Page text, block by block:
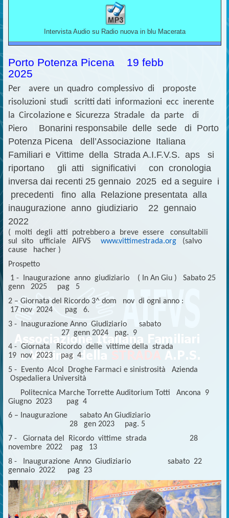
Intervista Audio su Radio nuova in blu Macerata
Porto Potenza Picena 19 febb
2025
Per avere un quadro complessivo di proposte
risoluzioni studi scritti dati informazioni ecc inerente
la Circolazione e Sicurezza Stradale da parte di
Piero
Bonarini responsabile delle sede di Porto
Potenza Picena dell’Associazione Italiana
Familiari e Vittime della Strada A.I.F.V.S. aps si
riportano gli atti significativi con cronologia
inversa dai recenti 25 gennaio 2025 ed a seguire i
precedenti fino alla Relazione presentata alla
inaugurazione anno giudiziario 22 gennaio
2022
( molti degli atti potrebbero a breve essere consultabili
sul sito ufficiale AIFVS www.vittimestrada.org(salvo
cause hacher )
Prospetto
1 - Inaugurazione anno giudiziario ( In An Giu ) Sabato 25
genn 2025 pag 5
2 – Giornata del Ricordo 3^ dom nov di ogni anno :
17 nov 2024 pag 6.
3 - Inaugurazione Anno Giudiziario sabato
27 genn 2024 pag. 9
4 - Giornata Ricordo delle vittime della strada
19 nov 2023 pag 4
5 - Evento Alcol Droghe Farmaci e sinistrosità Azienda
Ospedaliera Università
Politecnica Marche Torrette Auditorium Totti Ancona 9
Giugno 2023 pag 4
6 – Inaugurazione sabato An Giudiziario
28 gen 2023 pag. 5
7 - Giornata del Ricordo vittime strada 28
novembre 2022 pag 13
8 - Inaugurazione Anno Giudiziario sabato 22
gennaio 2022 pag 23